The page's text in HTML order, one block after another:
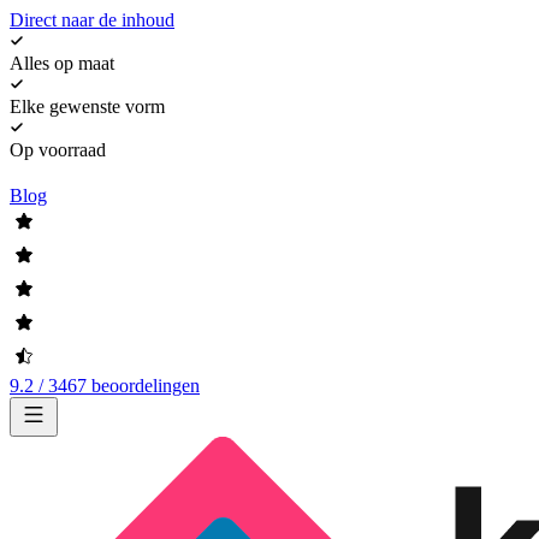
Direct naar de inhoud
Alles op maat
Elke gewenste vorm
Op voorraad
Blog
9.2 / 3467 beoordelingen